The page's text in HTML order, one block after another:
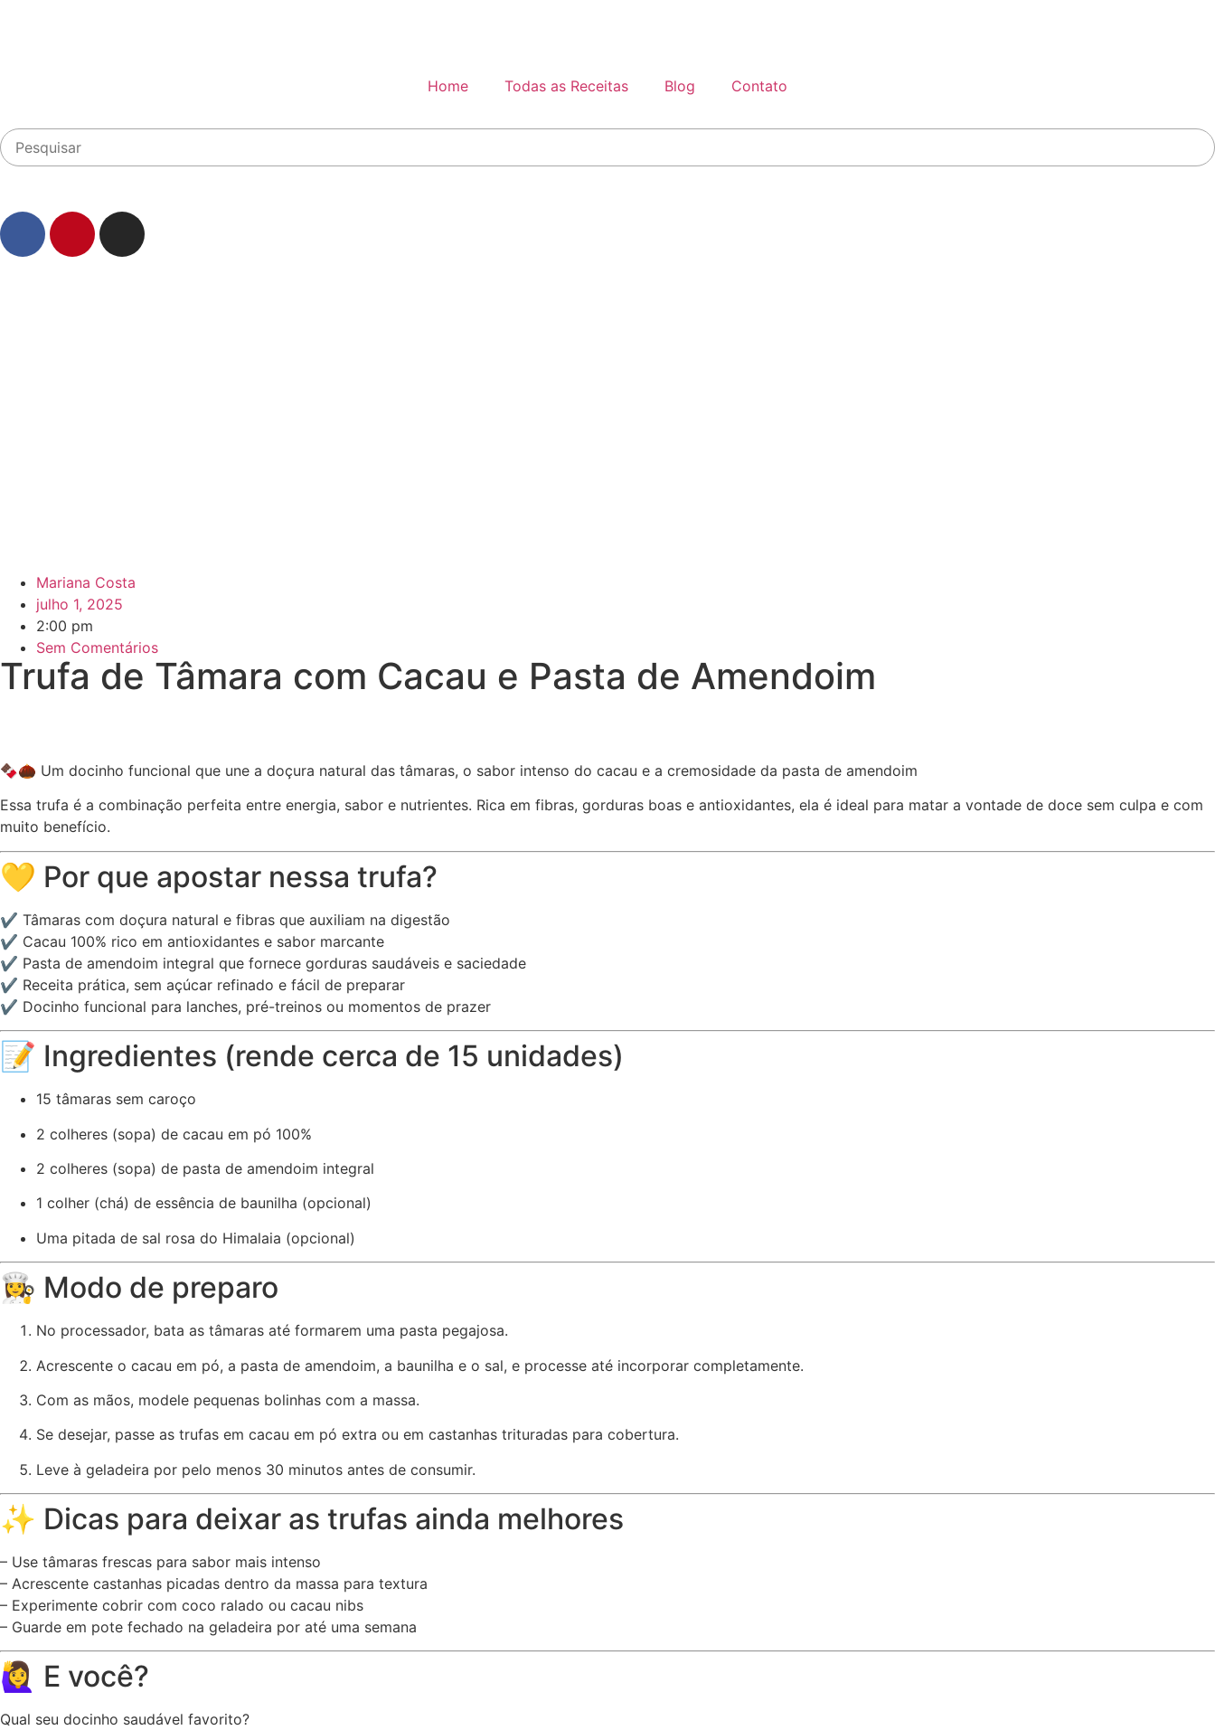
Home Todas as Receitas Blog Contato
Mariana Costa
julho 1, 2025
2:00 pm
Sem Comentários
Trufa de Tâmara com Cacau e Pasta de Amendoim
🍫🌰 Um docinho funcional que une a doçura natural das tâmaras, o sabor intenso do cacau e a cremosidade da pasta de amendoim
Essa trufa é a combinação perfeita entre energia, sabor e nutrientes. Rica em fibras, gorduras boas e antioxidantes, ela é ideal para matar a vontade de doce sem culpa e com
muito benefício.
💛 Por que apostar nessa trufa?
✔ Tâmaras com doçura natural e fibras que auxiliam na digestão
✔ Cacau 100% rico em antioxidantes e sabor marcante
✔ Pasta de amendoim integral que fornece gorduras saudáveis e saciedade
✔ Receita prática, sem açúcar refinado e fácil de preparar
✔ Docinho funcional para lanches, pré-treinos ou momentos de prazer
📝 Ingredientes (rende cerca de 15 unidades)
15 tâmaras sem caroço
2 colheres (sopa) de cacau em pó 100%
2 colheres (sopa) de pasta de amendoim integral
1 colher (chá) de essência de baunilha (opcional)
Uma pitada de sal rosa do Himalaia (opcional)
👩‍🍳 Modo de preparo
No processador, bata as tâmaras até formarem uma pasta pegajosa.
Acrescente o cacau em pó, a pasta de amendoim, a baunilha e o sal, e processe até incorporar completamente.
Com as mãos, modele pequenas bolinhas com a massa.
Se desejar, passe as trufas em cacau em pó extra ou em castanhas trituradas para cobertura.
Leve à geladeira por pelo menos 30 minutos antes de consumir.
✨ Dicas para deixar as trufas ainda melhores
– Use tâmaras frescas para sabor mais intenso
– Acrescente castanhas picadas dentro da massa para textura
– Experimente cobrir com coco ralado ou cacau nibs
– Guarde em pote fechado na geladeira por até uma semana
🙋‍♀️ E você?
Qual seu docinho saudável favorito?